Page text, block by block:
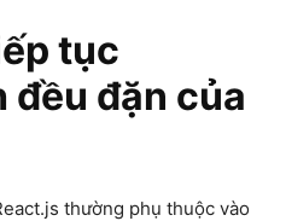
tục
đặn của
thường phụ thuộc vào